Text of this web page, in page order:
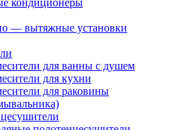
кондиционеры
— вытяжные установки
для ванны с душем
для кухни
для раковины